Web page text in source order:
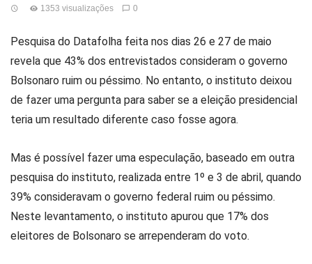
1353 visualizações 0
Pesquisa do Datafolha feita nos dias 26 e 27 de maio
revela que 43% dos entrevistados consideram o governo
Bolsonaro ruim ou péssimo. No entanto, o instituto deixou
de fazer uma pergunta para saber se a eleição presidencial
teria um resultado diferente caso fosse agora.
Mas é possível fazer uma especulação, baseado em outra
pesquisa do instituto, realizada entre 1º e 3 de abril, quando
39% consideravam o governo federal ruim ou péssimo.
Neste levantamento, o instituto apurou que 17% dos
eleitores de Bolsonaro se arrependeram do voto.